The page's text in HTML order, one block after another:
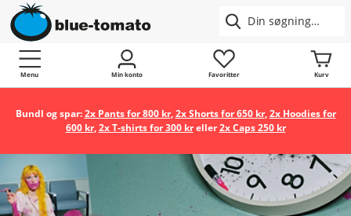
Menu Min konto Favoritter Kurv
Bundl og spar:2x Pants for 800 kr,2x Shorts for 650 kr,2x Hoodies for
600 kr,2x T-shirts for 300 kreller2x Caps 250 kr